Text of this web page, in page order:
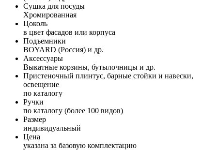
Сушка для посуды
Хромированная
Цоколь
в цвет фасадов или корпуса
Подъемники
BOYARD (Россия) и др.
Аксессуары
Выкатные корзины, бутылочницы и др.
Пристеночный плинтус, барные стойки и навески,
освещение
по каталогу
Ручки
по каталогу (более 100 видов)
Размер
индивидуальный
Цена
указана за базовую комплектацию